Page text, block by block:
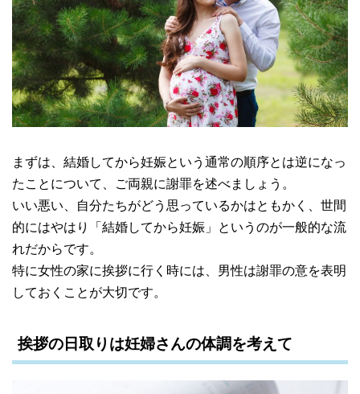
まずは、結婚してから妊娠という通常の順序とは逆になっ
たことについて、ご両親に謝罪を述べましょう。
いい悪い、自分たちがどう思っているかはともかく、世間
的にはやはり「結婚してから妊娠」というのが一般的な流
れだからです。
特に女性の家に挨拶に行く時には、男性は謝罪の意を表明
しておくことが大切です。
挨拶の日取りは妊婦さんの体調を考えて